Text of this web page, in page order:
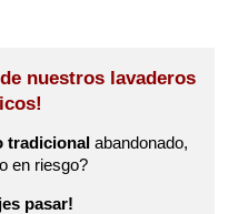
nuestros lavaderos
tradicional abandonado,
en riesgo?
pasar!